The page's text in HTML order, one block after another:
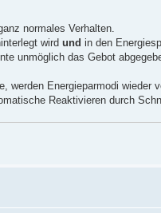
normales Verhalten.
wird und in den
unmöglich das Gebot
werden Energieparmodi wieder
Reaktivieren durch